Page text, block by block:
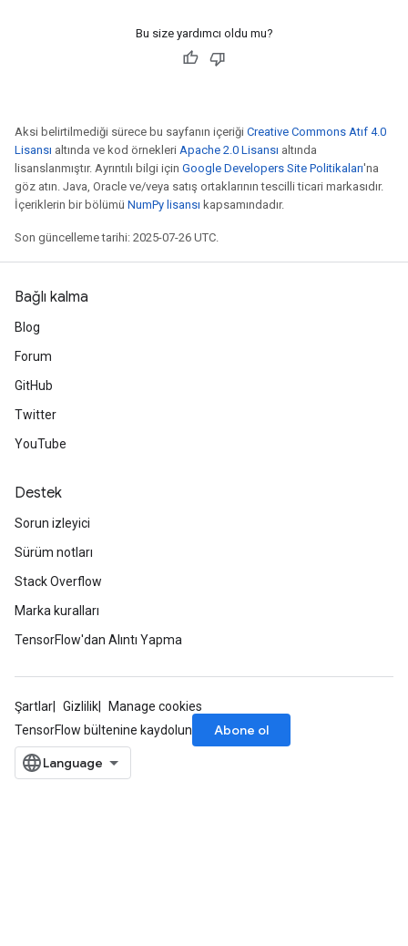
Bu size yardımcı oldu mu?
Aksi belirtilmediği sürece bu sayfanın içeriği Creative Commons Atıf 4.0
Lisansı altında ve kod örnekleri Apache 2.0 Lisansı altında
lisanslanmıştır. Ayrıntılı bilgi için Google Developers Site Politikaları'na
göz atın. Java, Oracle ve/veya satış ortaklarının tescilli ticari markasıdır.
İçeriklerin bir bölümü NumPy lisansı kapsamındadır.
Son güncelleme tarihi: 2025-07-26 UTC.
Bağlı kalma
Blog
Forum
GitHub
Twitter
YouTube
Destek
Sorun izleyici
Sürüm notları
Stack Overflow
Marka kuralları
TensorFlow'dan Alıntı Yapma
Şartlar Gizlilik
Manage cookies
TensorFlow bültenine kaydolun
Abone ol